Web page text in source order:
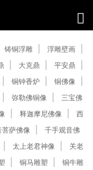
铸铜浮雕
浮雕壁画
大克鼎
平安鼎
铜钟香炉
铜佛像
弥勒佛铜像
三宝佛
释迦摩尼佛像
西
菩萨佛像
千手观音佛
太上老君神像
关老
铜马雕塑
铜牛雕